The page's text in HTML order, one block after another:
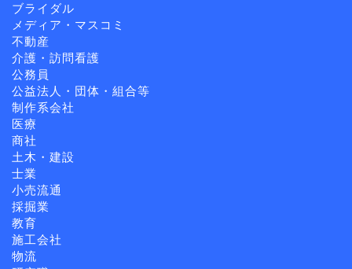
ブライダル
メディア・マスコミ
不動産
介護・訪問看護
公務員
公益法人・団体・組合等
制作系会社
医療
商社
土木・建設
士業
小売流通
採掘業
教育
施工会社
物流